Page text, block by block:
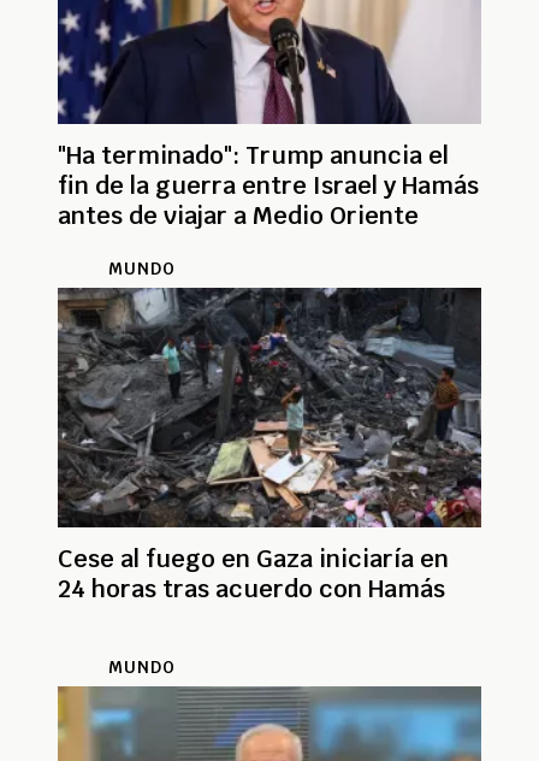
"Ha terminado": Trump anuncia el
fin de la guerra entre Israel y Hamás
antes de viajar a Medio Oriente
MUNDO
Cese al fuego en Gaza iniciaría en
24 horas tras acuerdo con Hamás
MUNDO